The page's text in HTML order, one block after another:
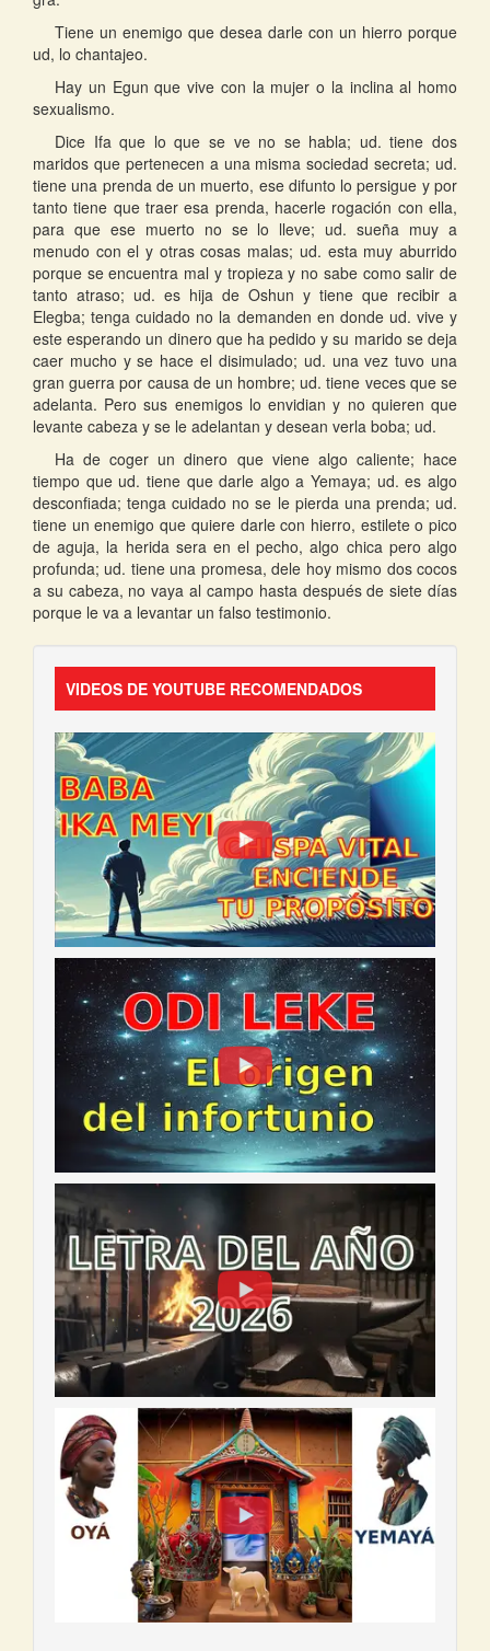
Tiene un enemigo que desea darle con un hierro porque
ud, lo chantajeo.
Hay un Egun que vive con la mujer o la inclina al homo
sexualismo.
Dice Ifa que lo que se ve no se habla; ud. tiene dos
maridos que pertenecen a una misma sociedad secreta; ud.
tiene una prenda de un muerto, ese difunto lo persigue y por
tanto tiene que traer esa prenda, hacerle rogación con ella,
para que ese muerto no se lo lleve; ud. sueña muy a
menudo con el y otras cosas malas; ud. esta muy aburrido
porque se encuentra mal y tropieza y no sabe como salir de
tanto atraso; ud. es hija de Oshun y tiene que recibir a
Elegba; tenga cuidado no la demanden en donde ud. vive y
este esperando un dinero que ha pedido y su marido se deja
caer mucho y se hace el disimulado; ud. una vez tuvo una
gran guerra por causa de un hombre; ud. tiene veces que se
adelanta. Pero sus enemigos lo envidian y no quieren que
levante cabeza y se le adelantan y desean verla boba; ud.
Ha de coger un dinero que viene algo caliente; hace
tiempo que ud. tiene que darle algo a Yemaya; ud. es algo
desconfiada; tenga cuidado no se le pierda una prenda; ud.
tiene un enemigo que quiere darle con hierro, estilete o pico
de aguja, la herida sera en el pecho, algo chica pero algo
profunda; ud. tiene una promesa, dele hoy mismo dos cocos
a su cabeza, no vaya al campo hasta después de siete días
porque le va a levantar un falso testimonio.
VIDEOS DE YOUTUBE RECOMENDADOS